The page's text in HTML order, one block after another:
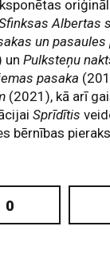
Albertas
un pasaules
unPulksteņu
pasaka
(2021), kā arī
Sprīdītis
bērnības
0